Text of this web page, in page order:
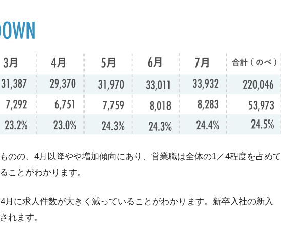
のの、4月以降やや増加傾向にあり、営業職は全体の1／4程度を占めて
ことがわかります。
に求人件数が大きく減っていることがわかります。新卒入社の新入
れます。